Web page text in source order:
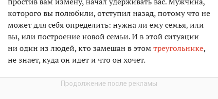
которого вы полюбили, отступил назад, потому что не
может для себя определить: нужна ли ему семья, или
вы, или построение новой семьи. И в этой ситуации
ни один из людей, кто замешан в этомтреугольнике,
не знает, куда он идет и что он хочет.